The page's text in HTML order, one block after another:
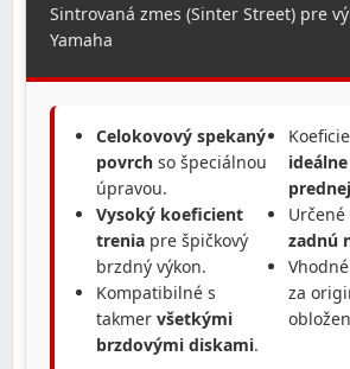
Sintrovaná zmes (Sinter Street) pre
Yamaha
Celokovový spekaný
povrch so špeciálnou
úpravou.
Vysoký koeficient
trenia pre špičkový
brzdný výkon.
Kompatibilné s
takmer všetkými
brzdovými diskami.
zadnú
za